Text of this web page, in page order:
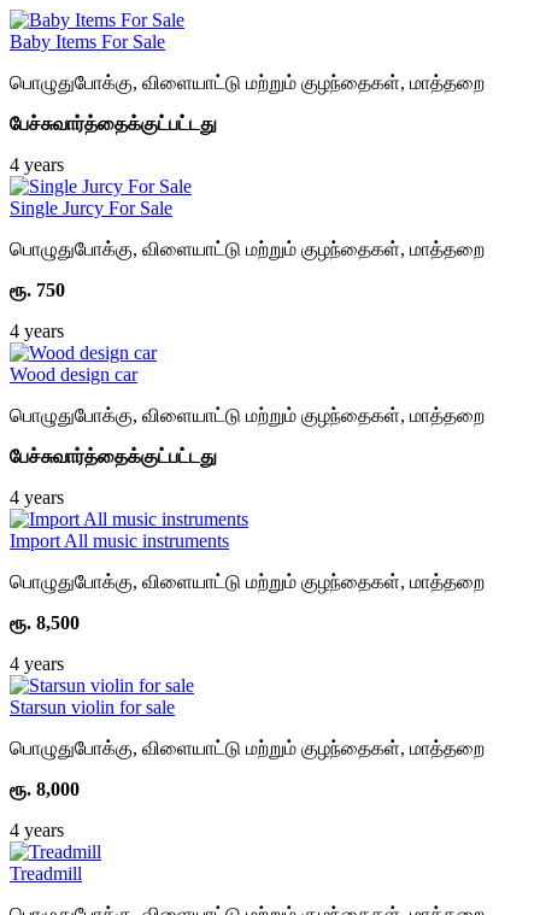
Baby Items For Sale
பொழுதுபோக்கு, விளையாட்டு மற்றும் குழந்தைகள், மாத்தறை
பேச்சுவார்த்தைக்குட்பட்டது
4 years
Single Jurcy For Sale
பொழுதுபோக்கு, விளையாட்டு மற்றும் குழந்தைகள், மாத்தறை
ரூ. 750
4 years
Wood design car
பொழுதுபோக்கு, விளையாட்டு மற்றும் குழந்தைகள், மாத்தறை
பேச்சுவார்த்தைக்குட்பட்டது
4 years
Import All music instruments
பொழுதுபோக்கு, விளையாட்டு மற்றும் குழந்தைகள், மாத்தறை
ரூ. 8,500
4 years
Starsun violin for sale
பொழுதுபோக்கு, விளையாட்டு மற்றும் குழந்தைகள், மாத்தறை
ரூ. 8,000
4 years
Treadmill